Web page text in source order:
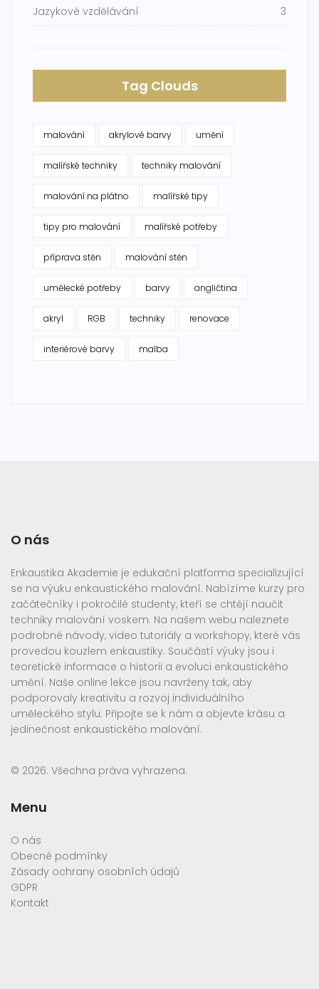
Jazykové vzdělávání 3
Tag Clouds
malování akrylové barvy umění
malířské techniky techniky malování
malování na plátno malířské tipy
tipy pro malování malířské potřeby
příprava stěn malování stěn
umělecké potřeby barvy angličtina
akryl RGB techniky renovace
interiérové barvy malba
O nás
Enkaustika Akademie je edukační platforma specializující
se na výuku enkaustického malování. Nabízíme kurzy pro
začátečníky i pokročilé studenty, kteří se chtějí naučit
techniky malování voskem. Na našem webu naleznete
podrobné návody, video tutoriály a workshopy, které vás
provedou kouzlem enkaustiky. Součástí výuky jsou i
teoretické informace o historii a evoluci enkaustického
umění. Naše online lekce jsou navrženy tak, aby
podporovaly kreativitu a rozvoj individuálního
uměleckého stylu. Připojte se k nám a objevte krásu a
jedinečnost enkaustického malování.
© 2026. Všechna práva vyhrazena.
Menu
O nás
Obecné podmínky
Zásady ochrany osobních údajů
GDPR
Kontakt